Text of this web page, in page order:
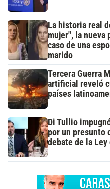
La historia real
mujer", la nueva
caso de una
marido
Tercera Guerra
artificial reveló
países
Di Tullio
por un presunto
debate de la Ley